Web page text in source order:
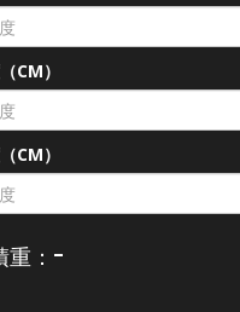
CM）
CM）
： -